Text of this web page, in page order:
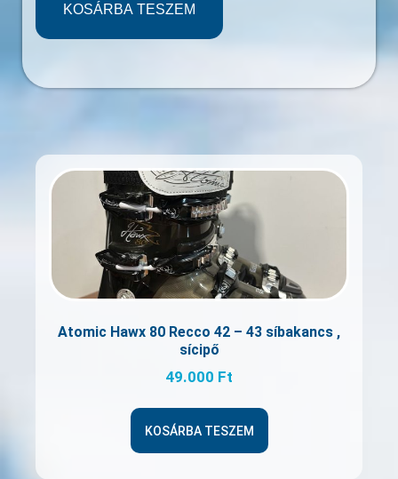
KOSÁRBA TESZEM
Atomic Hawx 80 Recco 42 – 43 síbakancs ,
sícipő
49.000 Ft
KOSÁRBA TESZEM